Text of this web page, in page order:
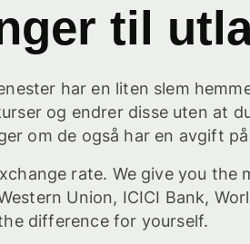
til
har en liten slem
og endrer disse uten at
om de også har en avgift
rate. We give you the
Union, ICICI Bank,
difference for yourself.